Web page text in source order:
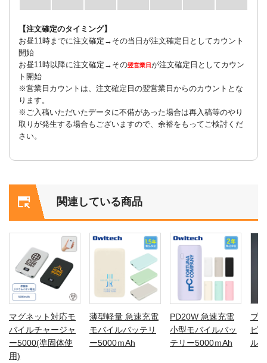
【注文確定のタイミング】
お昼11時までに注文確定→その当日が注文確定日としてカウント
開始
お昼11時以降に注文確定→その翌営業日が注文確定日としてカウン
ト開始
※営業日カウントは、注文確定日の翌営業日からのカウントとな
ります。
※ご入稿いただいたデータに不備があった場合は再入稿等のやり
取りが発生する場合もございますので、余裕をもってご検討くだ
さい。
関連している商品
マグネット対応モ
バイルチャージャ
ー5000(凖固体使
用)
薄型軽量 急速充電
モバイルバッテリ
ー5000ｍAh
PD20W 急速充電
小型モバイルバッ
テリー5000ｍAh
ブ
ピ
ル